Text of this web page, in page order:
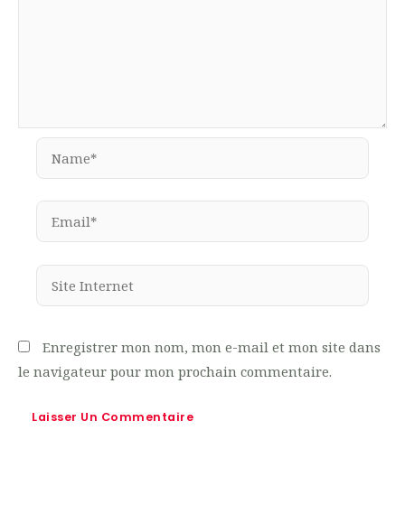
Name*
Site
Internet
Enregistrer mon nom, mon e-mail et mon site dans
le navigateur pour mon prochain commentaire.